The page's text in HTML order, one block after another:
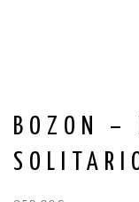
BOZON –